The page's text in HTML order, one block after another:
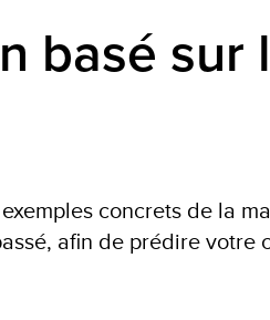
basé sur
concrets de la
afin de prédire votre